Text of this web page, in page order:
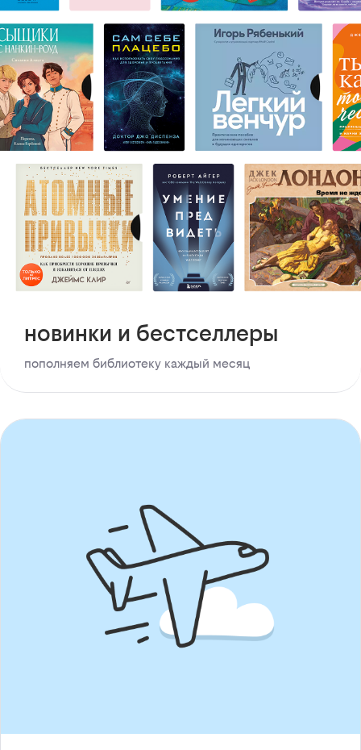
новинки и бестселлеры
пополняем библиотеку каждый месяц